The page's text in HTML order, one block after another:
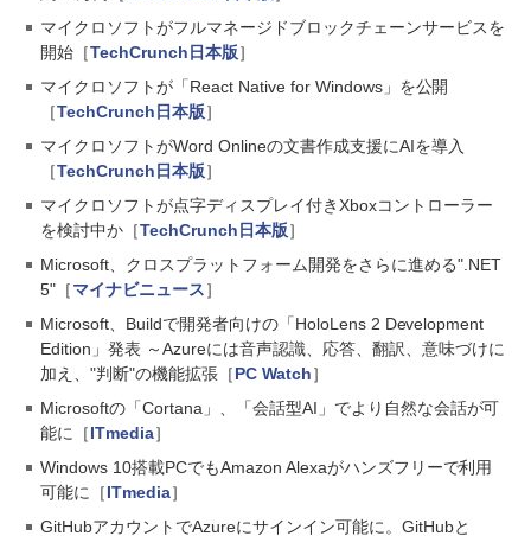
マイクロソフトがフルマネージドブロックチェーンサービスを
開始［TechCrunch日本版］
マイクロソフトが「React Native for Windows」を公開
［TechCrunch日本版］
マイクロソフトがWord Onlineの文書作成支援にAIを導入
［TechCrunch日本版］
マイクロソフトが点字ディスプレイ付きXboxコントローラー
を検討中か［TechCrunch日本版］
Microsoft、クロスプラットフォーム開発をさらに進める".NET
5"［マイナビニュース］
Microsoft、Buildで開発者向けの「HoloLens 2 Development
Edition」発表 ～Azureには音声認識、応答、翻訳、意味づけに
加え、"判断"の機能拡張［PC Watch］
Microsoftの「Cortana」、「会話型AI」でより自然な会話が可
能に［ITmedia］
Windows 10搭載PCでもAmazon Alexaがハンズフリーで利用
可能に［ITmedia］
GitHubアカウントでAzureにサインイン可能に。GitHubと